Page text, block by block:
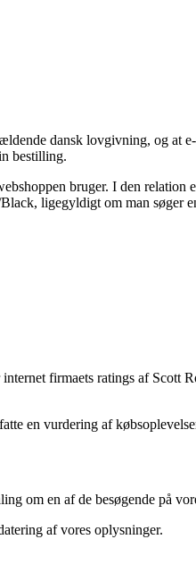
dansk lovgivning, og at
bestilling.
bruger. I den relation
ligegyldigt om man søger
firmaets ratings af Scott
en vurdering af
om en af de besøgende på
af vores oplysninger.